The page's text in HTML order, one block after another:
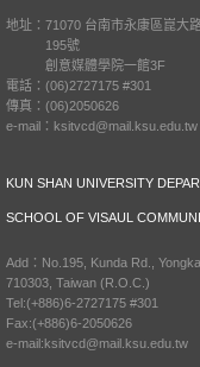
地址：71070 台南市永康區崑大
195號
創意媒體學院一館3F
電話：(06)2727175 #301
傳真：(06)2050626
e-mail：ksitvcd@mail.ksu.edu.tw
KUN SHAN UNIVERSITY
SCHOOL OF VISAUL
Add：No.195, Kunda Rd.,
710303, Taiwan (R.O.C.)
Tel:(+886)6-2727175 #301
Fax:(+886)6-2050626
e-mail:ksitvcd@mail.ksu.edu.tw